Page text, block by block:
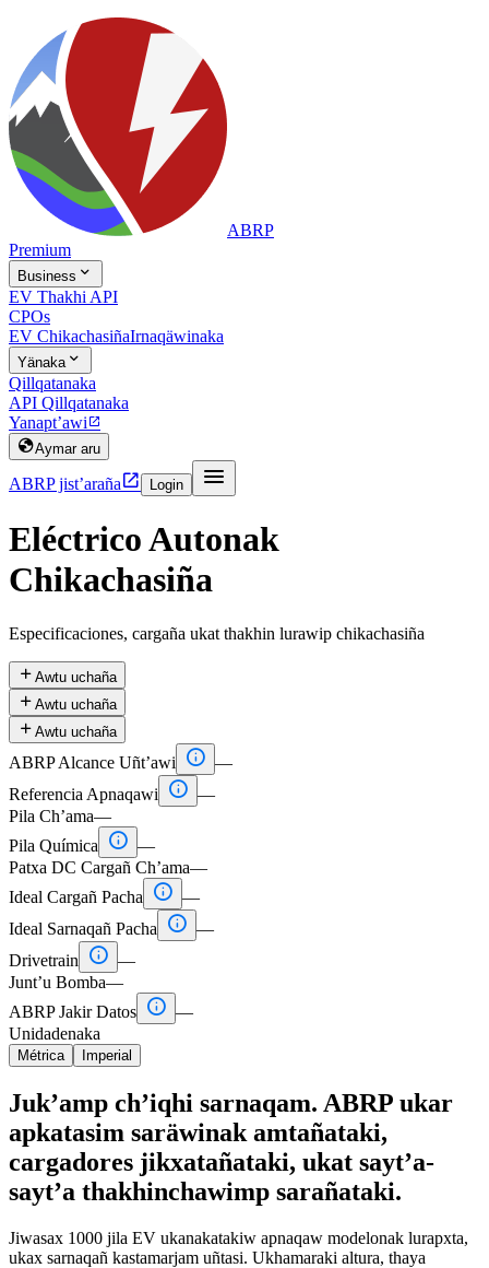
ABRP
Premium
Business 
EV Thakhi API
CPOs
EV ChikachasiñaIrnaqäwinaka
Yänaka 
Qillqatanaka
API Qillqatanaka
Yanapt’awi 
Aymar aru
ABRP jist’araña Login 
Eléctrico Autonak
Chikachasiña
Especificaciones, cargaña ukat thakhin lurawip chikachasiña
 Awtu uchaña
 Awtu uchaña
 Awtu uchaña
ABRP Alcance Uñt’awi  —
Referencia Apnaqawi
 —
Pila Ch’ama—
Pila Química
 —
Patxa DC Cargañ Ch’ama—
Ideal Cargañ Pacha
 —
Ideal Sarnaqañ Pacha
 —
Drivetrain
 —
Junt’u Bomba—
ABRP Jakir Datos  —
Unidadenaka
Métrica Imperial
Juk’amp ch’iqhi sarnaqam. ABRP ukar
apkatasim saräwinak amtañataki,
cargadores jikxatañataki, ukat sayt’a-
sayt’a thakhinchawimp sarañataki.
Jiwasax 1000 jila EV ukanakatakiw apnaqaw modelonak lurapxta,
ukax sarnaqañ kastamarjam uñtasi. Ukhamaraki altura, thaya